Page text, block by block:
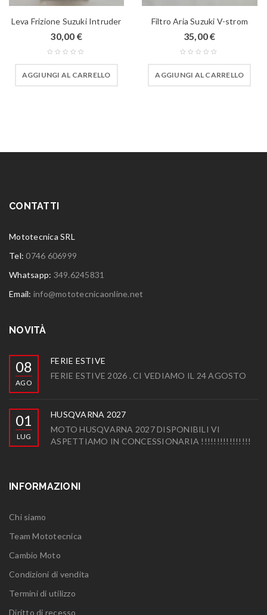
Leva Frizione Suzuki Intruder
30,00 €
AGGIUNGI AL CARRELLO
Filtro Aria Suzuki V-strom
35,00€
AGGIUNGI AL CARRELLO
CONTATTI
Mototecnica SRL
Tel:0746 606999
Whatsapp: 349.6245831
Email: info@mototecnicaonline.net
NOVITÀ
08
AGO
FERIE ESTIVE
FERIE ESTIVE 2026 . CI VEDIAMO IL 24 AGOSTO
01
LUG
HUSQVARNA 2027
MOTO HUSQVARNA 2027 DISPONIBILI VI
ASPETTIAMO IN CONCESSIONARIA !!!!!!!!!!!!!!!!
INFORMAZIONI
Chi siamo
Team Mototecnica
Cambio Moto
Condizioni di vendita
Termini di utilizzo
Diritto di recesso